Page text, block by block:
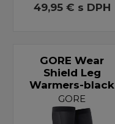
49,95 € s DPH
GORE Wear
Shield Leg
Warmers-black
GORE